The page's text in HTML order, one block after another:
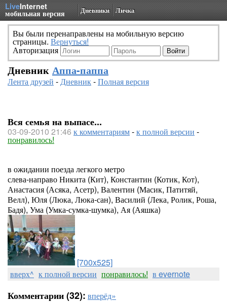
LiveInternet
мобильная версия Дневники Личка
Вы были перенаправлены на мобильную версию
страницы. Вернуться!
Авторизация
Дневник Аппа-паппа
Лента друзей -Дневник-Полная версия
Вся семья на выпасе...
03-09-2010 21:46 к комментариям-к полной версии -
понравилось!
в ожидании поезда легкого метро
слева-направо Никита (Кит), Константин (Котик, Кот),
Анастасия (Асяка, Асетр), Валентин (Масик, Патитяй,
Велл), Юля (Люка, Люка-сан), Василий (Лека, Ролик, Роша,
Бадя), Ума (Умка-сумка-шумка), Ая (Аяшка)
[700x525]
вверх^ к полной версии понравилось! в evernote
Комментарии (32): вперёд»